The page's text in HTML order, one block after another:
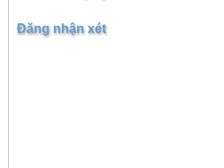
Đăng nhận xét